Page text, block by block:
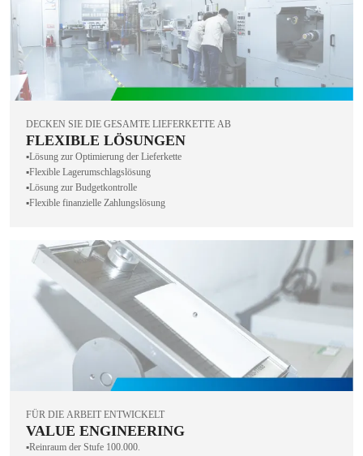
DECKEN SIE DIE GESAMTE LIEFERKETTE AB
FLEXIBLE LÖSUNGEN
▪️Lösung zur Optimierung der Lieferkette
▪️Flexible Lagerumschlagslösung
▪️Lösung zur Budgetkontrolle
▪️Flexible finanzielle Zahlungslösung
FÜR DIE ARBEIT ENTWICKELT
VALUE ENGINEERING
▪️Reinraum der Stufe 100.000.